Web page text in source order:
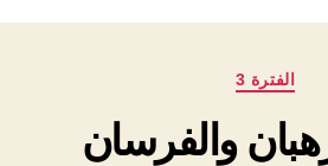
التصنيفاتالفترة 3
والفرسان